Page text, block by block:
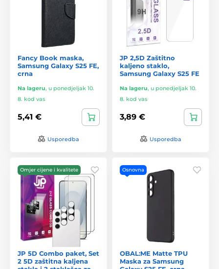
Fancy Book maska,
Samsung Galaxy S25 FE,
crna
Na lageru, u ponedjeljak 10.
8. kod vas
5,41 €
Usporedba
JP 2,5D Zaštitno
kaljeno staklo,
Samsung Galaxy S25 FE
Na lageru, u ponedjeljak 10.
8. kod vas
3,89 €
Usporedba
Omjer cijene i kvalitete
JP 5D Combo paket, Set
2 5D zaštitna kaljena
Osnovna
OBAL:ME Matte TPU
Maska za Samsung